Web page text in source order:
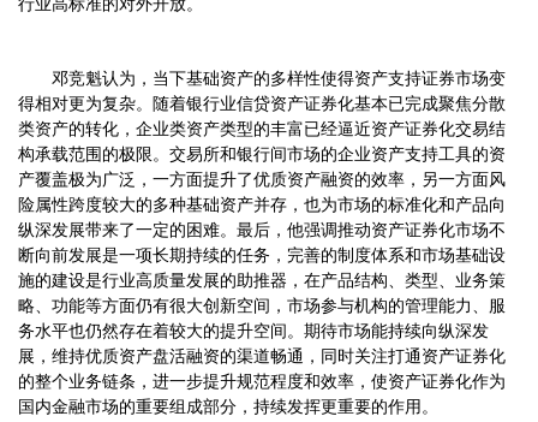
邓竞魁认为，当下基础资产的多样性使得资产支持证券市场变
得相对更为复杂。随着银行业信贷资产证券化基本已完成聚焦分散
类资产的转化，企业类资产类型的丰富已经逼近资产证券化交易结
构承载范围的极限。交易所和银行间市场的企业资产支持工具的资
产覆盖极为广泛，一方面提升了优质资产融资的效率，另一方面风
险属性跨度较大的多种基础资产并存，也为市场的标准化和产品向
纵深发展带来了一定的困难。最后，他强调推动资产证券化市场不
断向前发展是一项长期持续的任务，完善的制度体系和市场基础设
施的建设是行业高质量发展的助推器，在产品结构、类型、业务策
略、功能等方面仍有很大创新空间，市场参与机构的管理能力、服
务水平也仍然存在着较大的提升空间。期待市场能持续向纵深发
展，维持优质资产盘活融资的渠道畅通，同时关注打通资产证券化
的整个业务链条，进一步提升规范程度和效率，使资产证券化作为
国内金融市场的重要组成部分，持续发挥更重要的作用。